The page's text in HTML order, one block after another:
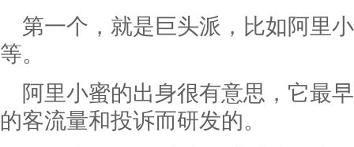
第一个，就是巨头派，比如阿里
等。
阿里小蜜的出身很有意思，它最
的客流量和投诉而研发的。